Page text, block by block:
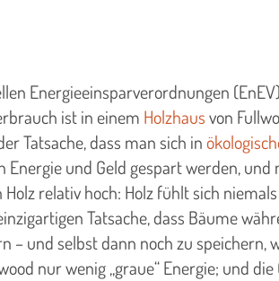
Energieeinsparverordnungen
ist in einem Holzhausvon
Tatsache, dass man sich in
und Geld gespart werden,
relativ hoch: Holz fühlt sich
Tatsache, dass Bäume
und selbst dann noch zu speichern,
nur wenig „graue“ Energie; und